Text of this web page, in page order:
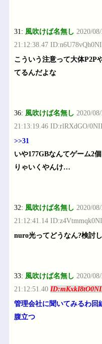
31: 風吹けば名無し 2020/
21:12:38.47
こういう注意って大体P2P
てるんだよな
36: 風吹けば名無し 2020/
21:13:19.46 ID:rlRXdGO/
>>31
いや177GBなんてゲーム2
りゃいくやんけ…
32: 風吹けば名無し 2020/
21:12:41.14
nuro光ってどうなん?検討
33: 風吹けば名無し 2020/
21:12:51.40
管理会社に聞いてみるわ回
腹立つ